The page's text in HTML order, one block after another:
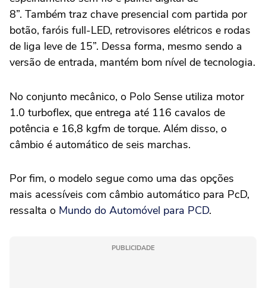
8”. Também traz chave presencial com partida por
botão, faróis full-LED, retrovisores elétricos e rodas
de liga leve de 15”. Dessa forma, mesmo sendo a
versão de entrada, mantém bom nível de tecnologia.
No conjunto mecânico, o Polo Sense utiliza motor
1.0 turboflex, que entrega até 116 cavalos de
potência e 16,8 kgfm de torque. Além disso, o
câmbio é automático de seis marchas.
Por fim, o modelo segue como uma das opções
mais acessíveis com câmbio automático para PcD,
ressalta o Mundo do Automóvel para PCD.
PUBLICIDADE